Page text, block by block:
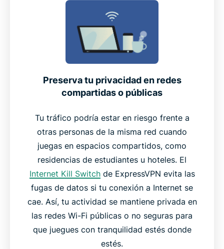
Preserva tu privacidad en redes
compartidas o públicas
Tu tráfico podría estar en riesgo frente a
otras personas de la misma red cuando
juegas en espacios compartidos, como
residencias de estudiantes u hoteles. El
Internet Kill Switchde ExpressVPN evita las
fugas de datos si tu conexión a Internet se
cae. Así, tu actividad se mantiene privada en
las redes Wi-Fi públicas o no seguras para
que juegues con tranquilidad estés donde
estés.